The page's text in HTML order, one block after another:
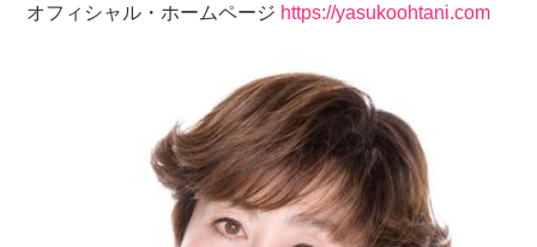
オフィシャル・ホームページ https://yasukoohtani.com